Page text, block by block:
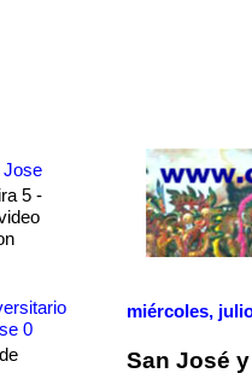
miércoles,
San José
Jose
5 -
0